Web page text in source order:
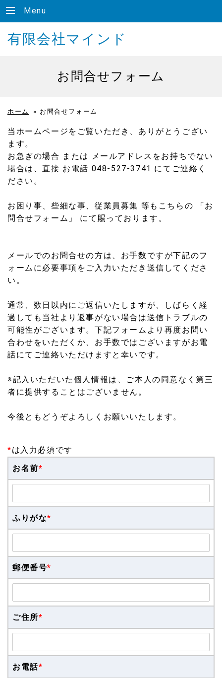
Menu
有限会社マインド
お問合せフォーム
ホーム » お問合せフォーム
当ホームページをご覧いただき、ありがとうござい
ます。
お急ぎの場合 または メールアドレスをお持ちでない
場合は、直接 お電話 048-527-3741 にてご連絡く
ださい。
お困り事、些細な事、従業員募集 等もこちらの 「お
問合せフォーム」 にて賜っております。
メールでのお問合せの方は、お手数ですが下記のフ
ォームに必要事項をご入力いただき送信してくださ
い。
通常、数日以内にご返信いたしますが、しばらく経
過しても当社より返事がない場合は送信トラブルの
可能性がございます。下記フォームより再度お問い
合わせをいただくか、お手数ではございますがお電
話にてご連絡いただけますと幸いです。
※記入いただいた個人情報は、ご本人の同意なく第三
者に提供することはございません。
今後ともどうぞよろしくお願いいたします。
*は入力必須です
お名前*
ふりがな*
郵便番号*
ご住所*
お電話*